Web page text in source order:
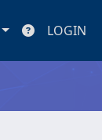
LOGIN